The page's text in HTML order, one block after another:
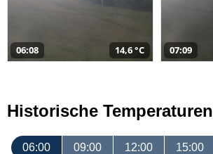
06:08 14,6 °C 07:09
Historische Temperaturen
06:00 09:00 12:00 15:00